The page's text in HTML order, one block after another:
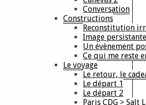
Conversation
Constructions
Reconstitution
Image persistante
Un évènement
Ce qui me reste
Le voyage
Le retour, le
Le départ 1
Le départ 2
Paris CDG > Salt